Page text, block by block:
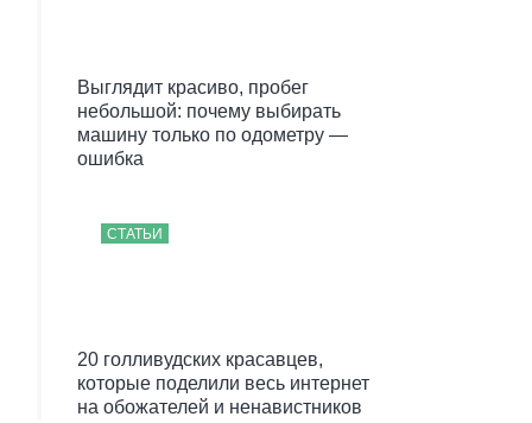
Выглядит красиво, пробег
небольшой: почему выбирать
машину только по одометру —
ошибка
СТАТЬИ
20 голливудских красавцев,
которые поделили весь интернет
на обожателей и ненавистников